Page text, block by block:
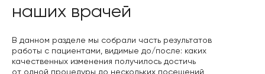
наших врачей
В данном разделе мы собрали часть результатов
работы с пациентами, видимые до/после: каких
качественных изменения получилось достичь
от одной процедуры до нескольких посещений